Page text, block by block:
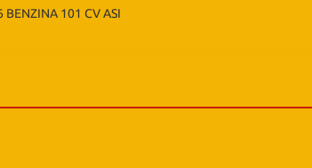
BENZINA 101 CV ASI
dell'esperienza utente